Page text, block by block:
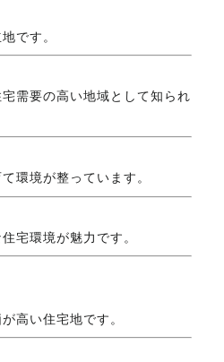
です。
需要の高い地域として知られ
環境が整っています。
宅環境が魅力です。
高い住宅地です。